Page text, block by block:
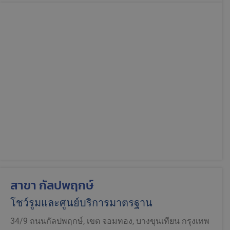
สาขา กัลปพฤกษ์
โชว์รูมและศูนย์บริการมาตรฐาน
34/9 ถนนกัลปพฤกษ์, เขต จอมทอง, บางขุนเทียน กรุงเทพ